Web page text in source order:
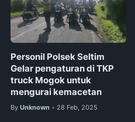
Personil Polsek Seltim
Gelar pengaturan di TKP
truck Mogok untuk
mengurai kemacetan
By Unknown • 28 Feb, 2025